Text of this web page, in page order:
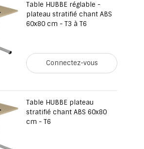
Table HUBBE réglable -
plateau stratifié chant ABS
60x80 cm - T3 à T6
Connectez-vous
Table HUBBE plateau
stratifié chant ABS 60x80
cm - T6